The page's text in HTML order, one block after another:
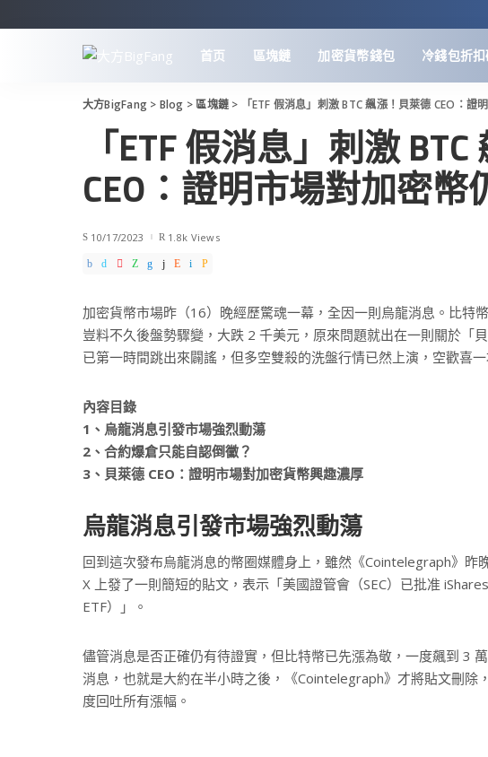
首页 區塊鏈 加密貨幣錢包 冷錢包折
大方BigFang > Blog >區塊鏈 > 「ETF 假消息」刺激 BTC 飆漲！貝萊德 CEO：證
「ETF 假消息」刺激
CEO：證明市場對加密幣
10/17/2023 1.8k Views
加密貨幣市場昨（16）晚經歷驚魂一幕，全因一則烏龍消息。比特
豈料不久後盤勢驟變，大跌 2 千美元，原來問題就出在一則關於「
已第一時間跳出來闢謠，但多空雙殺的洗盤行情已然上演，空歡喜
內容目錄
1、烏龍消息引發市場強烈動蕩
2、合約爆倉只能自認倒黴？
3、貝萊德 CEO：證明市場對加密貨幣興趣濃厚
烏龍消息引發市場強烈動蕩
回到這次發布烏龍消息的幣圈媒體身上，雖然《Cointelegraph》昨
X 上發了一則簡短的貼文，表示「美國證管會（SEC）已批准
ETF）」。
儘管消息是否正確仍有待證實，但比特幣已先漲為敬，一度飆到 3
消息，也就是大約在半小時之後，《Cointelegraph》才將貼文刪除
度回吐所有漲幅。